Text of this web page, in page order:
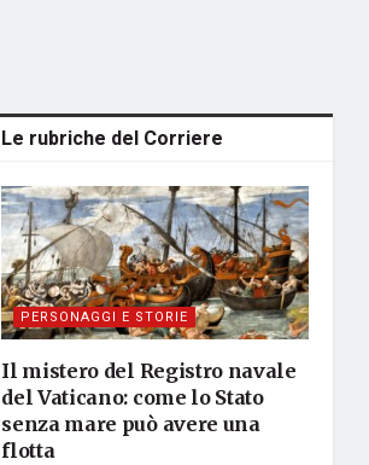
Le rubriche del Corriere
PERSONAGGI E STORIE
Il mistero del Registro navale
del Vaticano: come lo Stato
senza mare può avere una
flotta